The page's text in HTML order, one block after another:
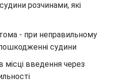
розчинами, які
- при неправильному
судини
місці введення через